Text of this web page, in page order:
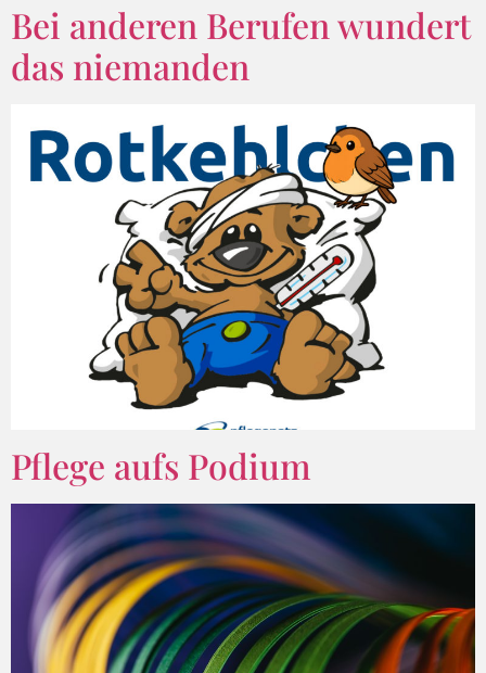
Bei anderen Berufen wundert
das niemanden
Pflege aufs Podium